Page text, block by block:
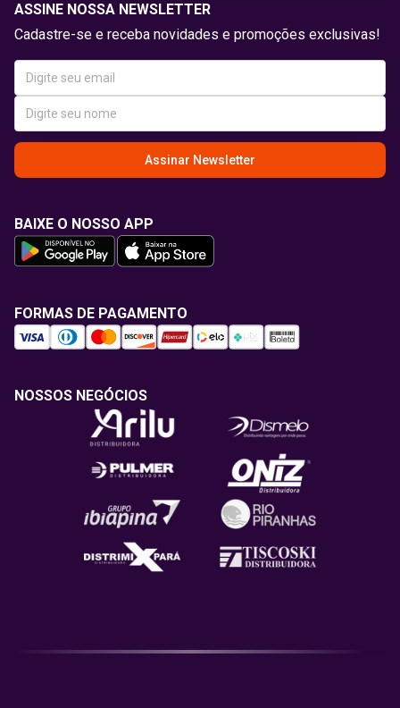
ASSINE NOSSA NEWSLETTER
Cadastre-se e receba novidades e promoções exclusivas!
Assinar Newsletter
BAIXE O NOSSO APP
FORMAS DE PAGAMENTO
NOSSOS NEGÓCIOS